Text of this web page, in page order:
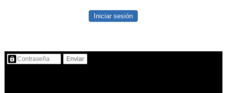
Iniciar sesión
Contenido protegido…